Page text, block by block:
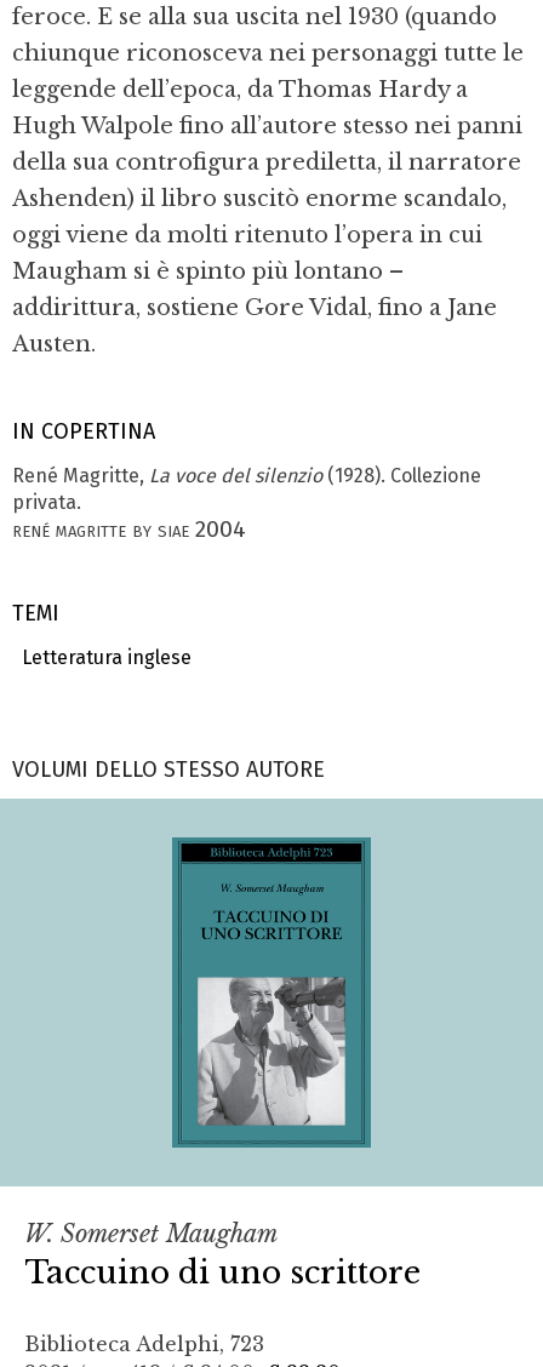
IN COPERTINA
René Magritte, La voce del silenzio(1928). Collezione
privata.
rené magritte by siae 2004
TEMI
Letteratura inglese
feroce. E se alla sua uscita nel 1930 (quando
chiunque riconosceva nei personaggi tutte le
leggende dell’epoca, da Thomas Hardy a
Hugh Walpole fino all’autore stesso nei panni
della sua controfigura prediletta, il narratore
Ashenden) il libro suscitò enorme scandalo,
oggi viene da molti ritenuto l’opera in cui
Maugham si è spinto più lontano –
addirittura, sostiene Gore Vidal, fino a Jane
Austen.
VOLUMI DELLO STESSO AUTORE
W. Somerset Maugham
Taccuino di uno scrittore
Biblioteca Adelphi, 723